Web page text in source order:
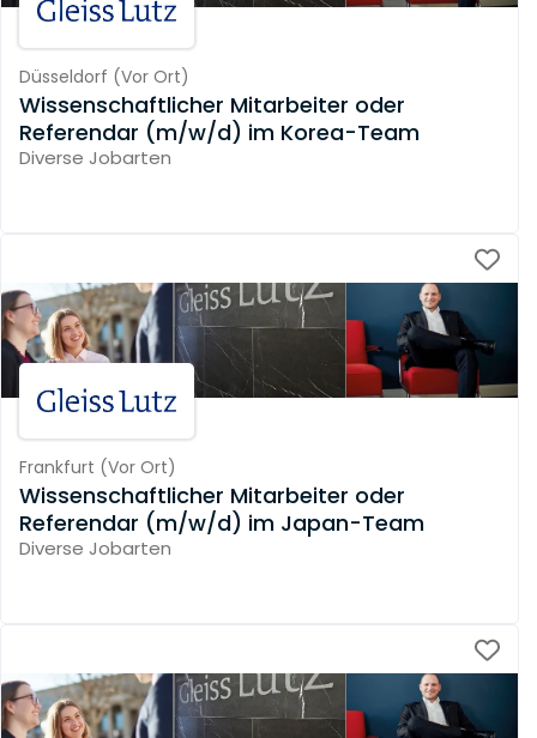
Düsseldorf (Vor Ort)
Wissenschaftlicher Mitarbeiter oder
Referendar (m/w/d) im Korea-Team
Diverse Jobarten
Frankfurt (Vor Ort)
Wissenschaftlicher Mitarbeiter oder
Referendar (m/w/d) im Japan-Team
Diverse Jobarten